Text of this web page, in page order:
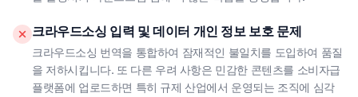
크라우드소싱 입력 및 데이터 개인 정보 보호 문제
크라우드소싱 번역을 통합하여 잠재적인 불일치를 도입하여 품질
을 저하시킵니다. 또 다른 우려 사항은 민감한 콘텐츠를 소비자급
플랫폼에 업로드하면 특히 규제 산업에서 운영되는 조직에 심각